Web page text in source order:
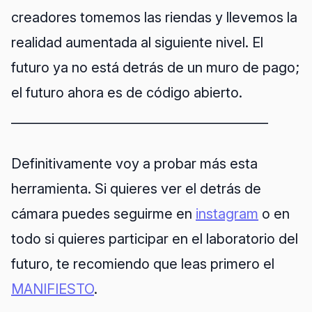
creadores tomemos las riendas y llevemos la
realidad aumentada al siguiente nivel. El
futuro ya no está detrás de un muro de pago;
el futuro ahora es de código abierto.
Definitivamente voy a probar más esta
herramienta. Si quieres ver el detrás de
cámara puedes seguirme en instagram o en
todo si quieres participar en el laboratorio del
futuro, te recomiendo que leas primero el
MANIFIESTO.